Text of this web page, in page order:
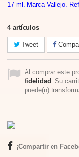
17 ml. Marca Vallejo.
4 artículos
Tweet
Al comprar este
fidelidad . Su
puede(n)
¡Compartir en